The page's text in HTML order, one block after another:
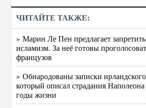
ЧИТАЙТЕ ТАКЖЕ:
» Марин Ле Пен предлагает
исламизм. За неё готовы
французов
» Обнародованы записки
который описал страдания
годы жизни